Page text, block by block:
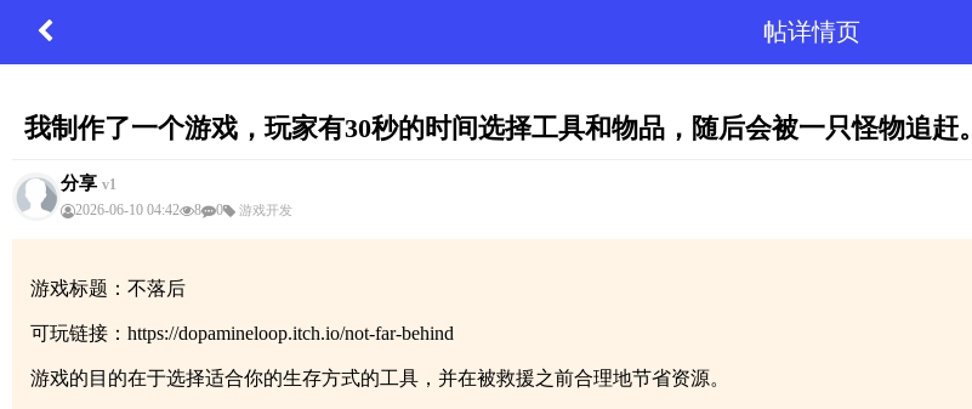
帖详情页
我制作了一个游戏，玩家有30秒的时间选择工具和物品，随后会被一只怪物追赶。
分享 v1
2026-06-10 04:42
8 0 游戏开发
游戏标题：不落后
可玩链接：https://dopamineloop.itch.io/not-far-behind
游戏的目的在于选择适合你的生存方式的工具，并在被救援之前合理地节省资源。